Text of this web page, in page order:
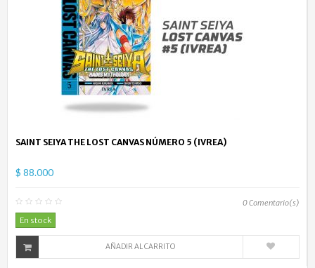
SAINT SEIYA THE LOST CANVAS NÚMERO 5 (IVREA)
$ 88.000
0Comentario(s)
En stock
AÑADIR AL CARRITO